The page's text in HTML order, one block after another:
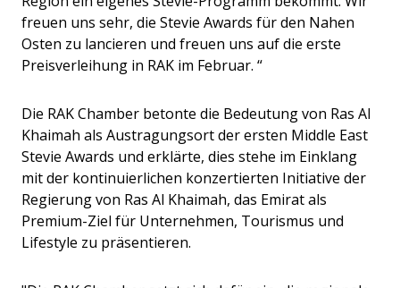
freuen uns sehr, die Stevie Awards für den Nahen
Osten zu lancieren und freuen uns auf die erste
Preisverleihung in RAK im Februar. “
Die RAK Chamber betonte die Bedeutung von Ras Al
Khaimah als Austragungsort der ersten Middle East
Stevie Awards und erklärte, dies stehe im Einklang
mit der kontinuierlichen konzertierten Initiative der
Regierung von Ras Al Khaimah, das Emirat als
Premium-Ziel für Unternehmen, Tourismus und
Lifestyle zu präsentieren.